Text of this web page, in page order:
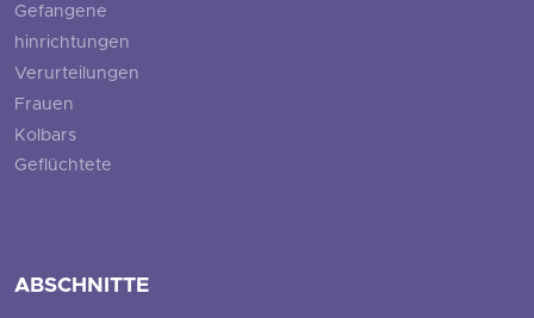
Gefangene
hinrichtungen
Verurteilungen
Frauen
Kolbars
Geflüchtete
ABSCHNITTE